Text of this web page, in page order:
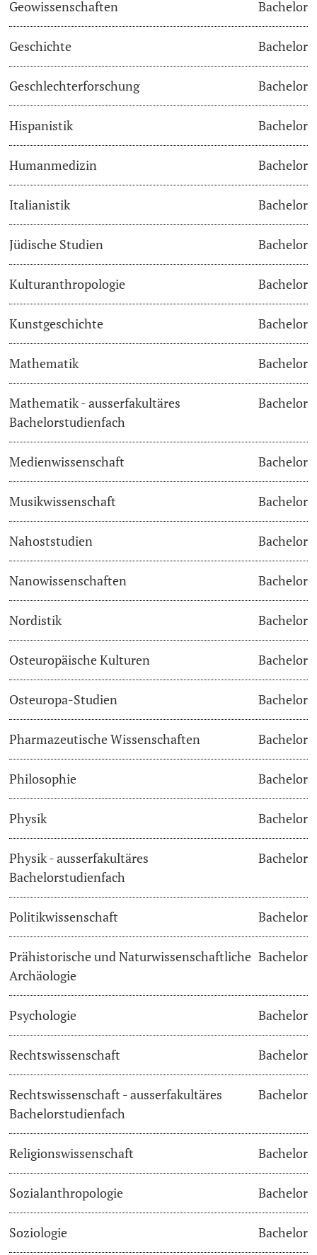
Student Advice Center
Funding
Career Counseling
Social Services & Health Care
Inclusive University
Support Services Guide
Learning & Teaching
AI in learning and teaching
Digital learning
Language Center
Learning Spaces
Lernbörse
Geowissenschaften Bachelor
Geschichte Bachelor
Geschlechterforschung Bachelor
Hispanistik Bachelor
Humanmedizin Bachelor
Italianistik Bachelor
Jüdische Studien Bachelor
Kulturanthropologie Bachelor
Kunstgeschichte Bachelor
Mathematik Bachelor
Mathematik - ausserfakultäres
Bachelorstudienfach
Bachelor
Medienwissenschaft Bachelor
Musikwissenschaft Bachelor
Nahoststudien Bachelor
Nanowissenschaften Bachelor
Nordistik Bachelor
Osteuropäische Kulturen Bachelor
Osteuropa-Studien Bachelor
Pharmazeutische Wissenschaften Bachelor
Philosophie Bachelor
Physik Bachelor
Physik - ausserfakultäres
Bachelorstudienfach
Bachelor
Politikwissenschaft Bachelor
Prähistorische und Naturwissenschaftliche
Archäologie
Bachelor
Psychologie Bachelor
Rechtswissenschaft Bachelor
Rechtswissenschaft - ausserfakultäres
Bachelorstudienfach
Bachelor
Religionswissenschaft Bachelor
Sozialanthropologie Bachelor
Soziologie Bachelor